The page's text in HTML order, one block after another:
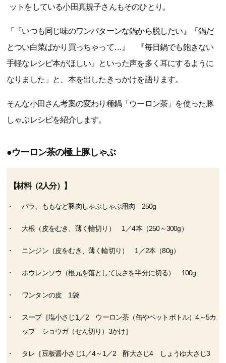
ットをしている小田真規子さんもそのひとり。
「『いつも同じ味のワンパターンな鍋から脱したい』「鍋だ
とつい白菜ばかり買っちゃって…』 『毎日鍋でも飽きない
手軽なレシピ本がほしい』といった声を多く耳にするように
なりました」と、本を出したきっかけを語ります。
そんな小田さん考案の変わり種鍋「ウーロン茶」を使った豚
しゃぶレシピを紹介します。
●ウーロン茶の極上豚しゃぶ
【材料（2人分）】
バラ、ももなど豚肉しゃぶしゃぶ用肉 250g
大根（皮をむき、薄く輪切り） 1／4本（250～300g）
ニンジン（皮をむき、薄く輪切り） 1／2本（80g）
ホウレンソウ（根元を落として長さを半分に切る） 100g
ワンタンの皮 1袋
スープ［塩小さじ1／2 ウーロン茶（缶やペットボトル）4～5カ
ップ ショウガ（せん切り）3かけ］
タレ［豆板醤小さじ1／4～1／2 酢大さじ4 しょうゆ大さじ3